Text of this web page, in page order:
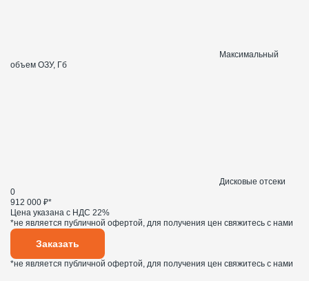
Максимальный
объем ОЗУ, Гб
Дисковые отсеки
0
912 000 ₽*
Цена указана с НДС 22%
*не является публичной офертой, для получения цен свяжитесь с нами
Заказать
*не является публичной офертой, для получения цен свяжитесь с нами